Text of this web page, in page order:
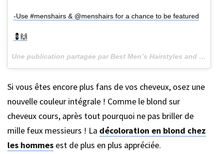
-Use #menshairs & @menshairs for a chance to be featured
💈🙌
Une publication partagée par Best Men’s Hairstyles and Cuts (@menshairs) le
Si vous êtes encore plus fans de vos cheveux, osez une
nouvelle couleur intégrale ! Comme le blond sur
cheveux cours, après tout pourquoi ne pas briller de
mille feux messieurs ! La décoloration en blond chez
les hommes est de plus en plus appréciée.